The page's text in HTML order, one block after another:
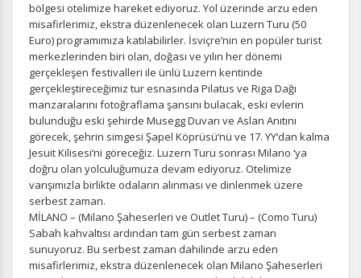
bölgesi otelimize hareket ediyoruz. Yol üzerinde arzu eden
misafirlerimiz, ekstra düzenlenecek olan Luzern Turu (50
Euro) programımıza katılabilirler. İsviçre’nin en popüler turist
merkezlerinden biri olan, doğası ve yılın her dönemi
gerçekleşen festivalleri ile ünlü Luzern kentinde
gerçekleştireceğimiz tur esnasında Pilatus ve Riga Dağı
manzaralarını fotoğraflama şansını bulacak, eski evlerin
bulunduğu eski şehirde Musegg Duvarı ve Aslan Anıtını
görecek, şehrin simgesi Şapel Köprüsü‘nü ve 17. YY‘dan kalma
Jesuit Kilisesi‘ni göreceğiz. Luzern Turu sonrası Milano ‘ya
doğru olan yolculuğumuza devam ediyoruz. Otelimize
varışımızla birlikte odaların alınması ve dinlenmek üzere
serbest zaman.
MİLANO – (Milano Şaheserleri ve Outlet Turu) – (Como Turu)
Sabah kahvaltısı ardından tam gün serbest zaman
sunuyoruz. Bu serbest zaman dahilinde arzu eden
misafirlerimiz, ekstra düzenlenecek olan Milano Şaheserleri